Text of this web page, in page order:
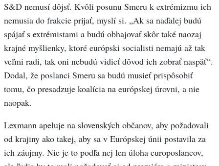
S&D nemusí dôjsť. Kvôli posunu Smeru k extrémizmu ich
nemusia do frakcie prijať, myslí si. „Ak sa naďalej budú
spájať s extrémistami a budú obhajovať skôr také naozaj
krajné myšlienky, ktoré európski socialisti nemajú až tak
veľmi radi, tak oni nebudú vidieť dôvod ich zobrať naspäť“.
Dodal, že poslanci Smeru sa budú musieť prispôsobiť
tomu, čo presadzuje koalícia na európskej úrovni, a nie
naopak.
Lexmann apeluje na slovenských občanov, aby požadovali
od krajiny ako takej, aby sa v Európskej únii postavila za
ich záujmy. Nie je to podľa nej len úloha europoslancov,